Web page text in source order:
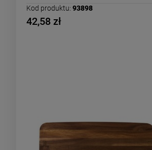
Kod produktu: 93898
42,58 zł